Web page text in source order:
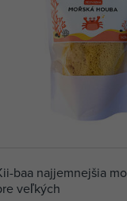
baa najjemnejšia
veľkých